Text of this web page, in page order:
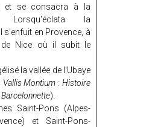
et se consacra à la
Lorsqu'éclata la
s'enfuit en Provence, à
de Nice où il subit le
la vallée de l'Ubaye
Vallis Montium : Histoire
).
Saint-Pons (Alpes-
et Saint-Pons-